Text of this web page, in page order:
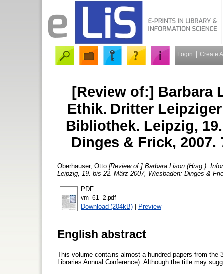
Login Create
[Review of:] Barbara
Ethik. Dritter
Bibliothek. Leipzig,
Dinges & Frick, 2007.
Oberhauser, Otto [Review of:] Barbara Lison (Hrsg.):
Leipzig, 19. bis 22. März 2007, Wiesbaden: Dinges &
PDF
vm_61_2.pdf
Download (204kB) | Preview
English abstract
This volume contains almost a hundred papers from the
Libraries Annual Conference). Although the title may